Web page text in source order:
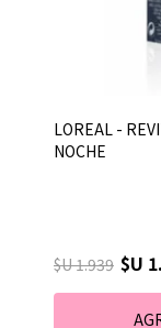
LOREAL -
NOCHE
$U 1.939 $U